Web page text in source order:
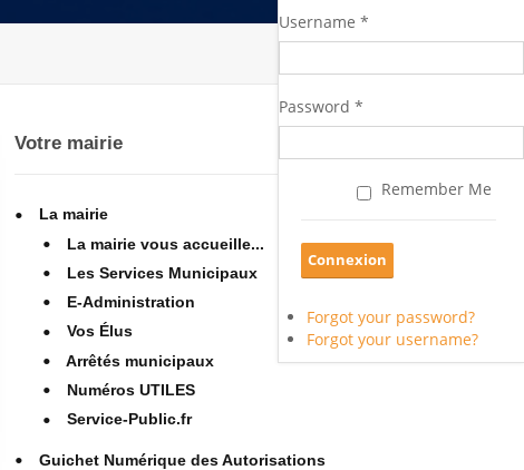
Username *
Password *
Remember Me
Forgot your password?
Forgot your username?
Votre mairie
La mairie
La mairie vous accueille...
Les Services Municipaux
E-Administration
Vos Élus
Arrêtés municipaux
Numéros UTILES
Service-Public.fr
Guichet Numérique des Autorisations